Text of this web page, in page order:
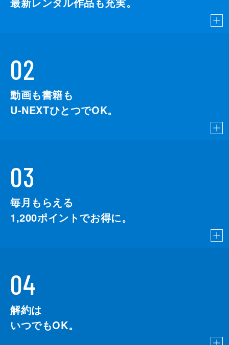
02
動画も書籍も
U-NEXTひとつでOK。
03
毎月もらえる
1,200ポイントでお得に。
04
解約は
いつでもOK。